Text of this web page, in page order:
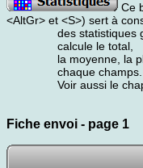
Ce
<AltGr> et <S>) sert à
des statistiques
calcule le total,
la moyenne, la
chaque champs.
Voir aussi le
Fiche envoi - page 1